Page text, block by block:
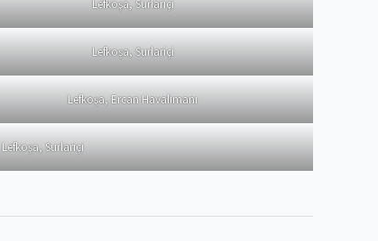
Lefkoşa, Surlariçi
Lefkoşa, Surlariçi
Lefkoşa, Ercan Havalimanı
Lefkoşa, Surlariçi